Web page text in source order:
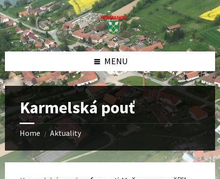
Skip
to
content
Skip
to
left
sidebar
Skip
to
footer
MENU
Karmelská pouť
Home / Aktuality